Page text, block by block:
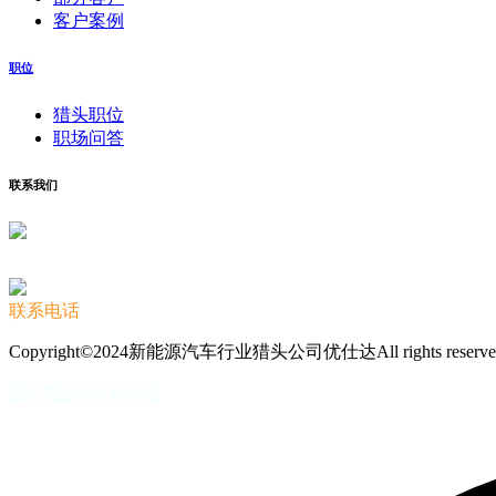
客户案例
职位
猎头职位
职场问答
联系我们
联系电话
Copyright©2024新能源汽车行业猎头公司优仕达All rights